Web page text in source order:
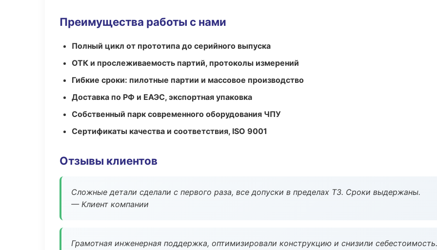
Преимущества работы с нами
Полный цикл от прототипа до серийного выпуска
ОТК и прослеживаемость партий, протоколы измерений
Гибкие сроки: пилотные партии и массовое производство
Доставка по РФ и ЕАЭС, экспортная упаковка
Собственный парк современного оборудования ЧПУ
Сертификаты качества и соответствия, ISO 9001
Отзывы клиентов
Сложные детали сделали с первого раза, все допуски в пределах ТЗ. Сроки выдержаны.
— Клиент компании
Грамотная инженерная поддержка, оптимизировали конструкцию и снизили себестоимость.